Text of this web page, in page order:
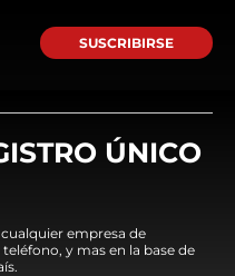
SUSCRIBIRSE
ÚNICO
empresa de
y mas en la base de